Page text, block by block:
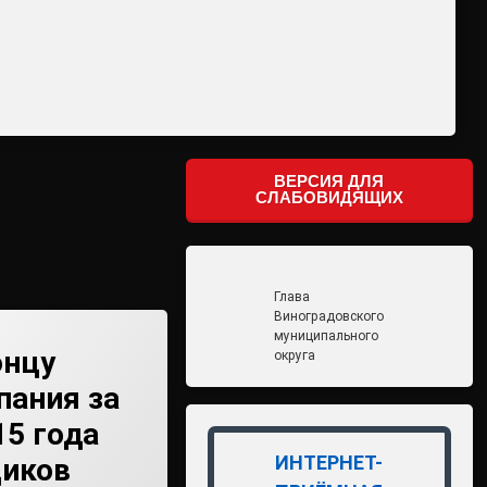
за
года
ВЕРСИЯ ДЛЯ
СЛАБОВИДЯЩИХ
Глава
Виноградовского
муниципального
округа
ИНТЕРНЕТ-